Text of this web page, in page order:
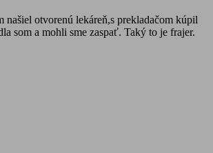
našiel otvorenú lekáreň,s prekladačom kúpil
som a mohli sme zaspať. Taký to je frajer.